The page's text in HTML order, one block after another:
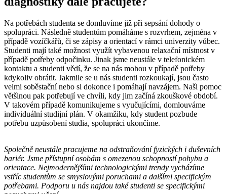
Na potřebách studenta se domluvíme již při sepsání dohody o
spolupráci. Následně studentům pomáháme s rozvrhem, zejména v
případě vozíčkářů, či se zápisy a orientací v rámci univerzity vůbec.
Studenti mají také možnost využít vybavenou relaxační místnost v
případě potřeby odpočinku. Jinak jsme neustále v telefonickém
kontaktu a studenti vědí, že se na nás mohou v případě potřeby
kdykoliv obrátit. Jakmile se u nás studenti rozkoukají, jsou často
velmi soběstační nebo si dokonce i pomáhají navzájem. Naši pomoc
většinou pak potřebují ve chvíli, kdy jim začíná zkouškové období.
V takovém případě komunikujeme s vyučujícími, domlouváme
individuální studijní plán. V okamžiku, kdy student pozbude
potřebu uzpůsobení studia, spolupráci ukončíme.
Společně neustále pracujeme na odstraňování fyzických i duševních
bariér. Jsme přístupní osobám s omezenou schopností pohybu a
orientace. Nejmodernějšími technologickými trendy vycházíme
vstříc studentům se smyslovými poruchami a dalšími specifickým
potřebami. Podporu u nás najdou také studenti se specifickými